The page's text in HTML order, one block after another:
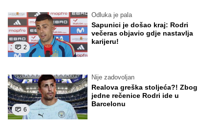
2
Odluka je pala
Sapunici je došao kraj: Rodri
večeras objavio gdje nastavlja
karijeru!
6
Nije zadovoljan
Realova greška stoljeća?! Zbog
jedne rečenice Rodri ide u
Barcelonu